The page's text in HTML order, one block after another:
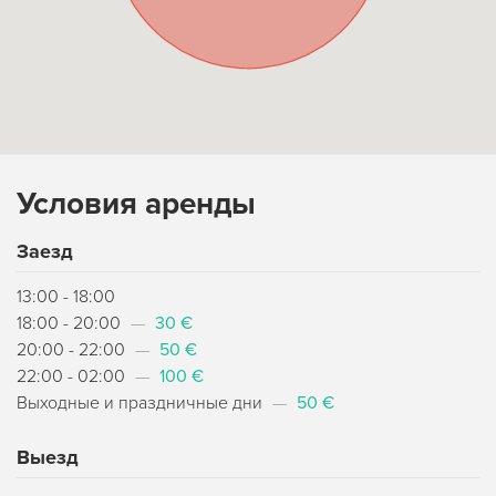
Условия аренды
Заезд
13:00 - 18:00
18:00 - 20:00 — 30 €
20:00 - 22:00 — 50 €
22:00 - 02:00 — 100 €
Выходные и праздничные дни — 50 €
Выезд